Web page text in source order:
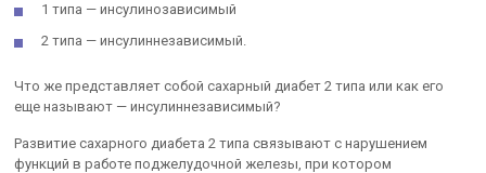
1 типа — инсулинозависимый
2 типа — инсулиннезависимый.
Что же представляет собой сахарный диабет 2 типа или как его
еще называют — инсулиннезависимый?
Развитие сахарного диабета 2 типа связывают с нарушением
функций в работе поджелудочной железы, при котором